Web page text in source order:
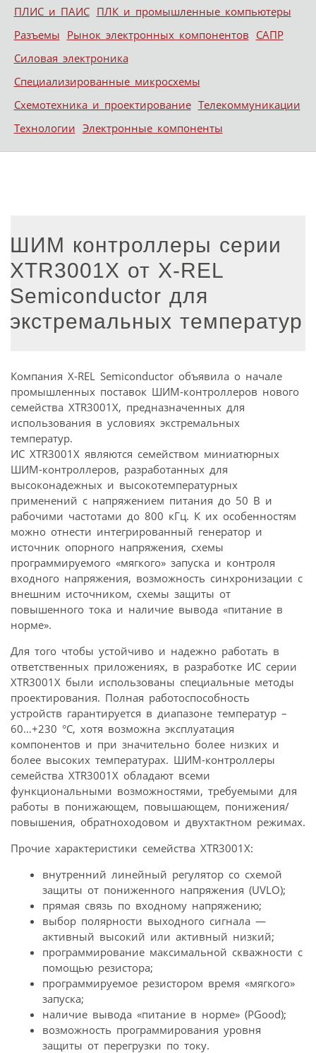
ПЛИС и ПАИС ПЛК и промышленные компьютеры
Разъемы Рынок электронных компонентов САПР
Силовая электроника
Специализированные микросхемы
Схемотехника и проектирование Телекоммуникации
Технологии Электронные компоненты
ШИМ контроллеры серии
XTR3001X от X-REL
Semiconductor для
экстремальных температур
Компания X-REL Semiconductor объявила о начале
промышленных поставок ШИМ-контроллеров нового
семейства XTR3001X, предназначенных для
использования в условиях экстремальных
температур.
ИС XTR3001X являются семейством миниатюрных
ШИМ-контроллеров, разработанных для
высоконадежных и высокотемпературных
применений с напряжением питания до 50 В и
рабочими частотами до 800 кГц. К их особенностям
можно отнести интегрированный генератор и
источник опорного напряжения, схемы
программируемого «мягкого» запуска и контроля
входного напряжения, возможность синхронизации с
внешним источником, схемы защиты от
повышенного тока и наличие вывода «питание в
норме».
Для того чтобы устойчиво и надежно работать в
ответственных приложениях, в разработке ИС серии
XTR3001X были использованы специальные методы
проектирования. Полная работоспособность
устройств гарантируется в диапазоне температур –
60…+230 °C, хотя возможна эксплуатация
компонентов и при значительно более низких и
более высоких температурах. ШИМ-контроллеры
семейства XTR3001X обладают всеми
функциональными возможностями, требуемыми для
работы в понижающем, повышающем, понижения/
повышения, обратноходовом и двухтактном режимах.
Прочие характеристики семейства XTR3001X:
внутренний линейный регулятор со схемой
защиты от пониженного напряжения (UVLO);
прямая связь по входному напряжению;
выбор полярности выходного сигнала —
активный высокий или активный низкий;
программирование максимальной скважности с
помощью резистора;
программируемое резистором время «мягкого»
запуска;
наличие вывода «питание в норме» (PGood);
возможность программирования уровня
защиты от перегрузки по току.